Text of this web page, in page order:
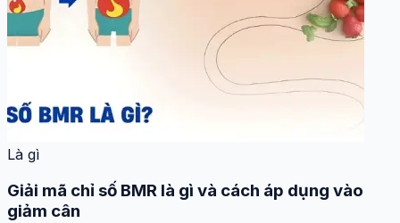
Là gì
Giải mã chỉ số BMR là gì và cách áp dụng vào
giảm cân